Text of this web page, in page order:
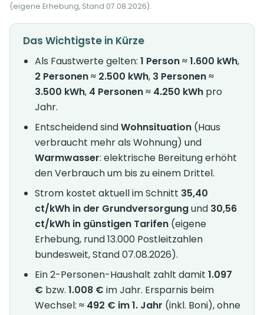
(eigene Erhebung, Stand 07.08.2026).
Das Wichtigste in Kürze
Als Faustwerte gelten: 1 Person ≈ 1.600 kWh,
2 Personen ≈ 2.500 kWh, 3 Personen ≈
3.500 kWh, 4 Personen ≈ 4.250 kWh pro
Jahr.
Entscheidend sindWohnsituation (Haus
verbraucht mehr als Wohnung) und
Warmwasser: elektrische Bereitung erhöht
den Verbrauch um bis zu einem Drittel.
Strom kostet aktuell im Schnitt 35,40
ct/kWh in der Grundversorgungund 30,56
ct/kWh in günstigen Tarifen (eigene
Erhebung, rund 13.000 Postleitzahlen
bundesweit, Stand 07.08.2026).
Ein 2-Personen-Haushalt zahlt damit 1.097
€ bzw. 1.008 € im Jahr. Ersparnis beim
Wechsel: ≈ 492 € im 1. Jahr (inkl. Boni), ohne